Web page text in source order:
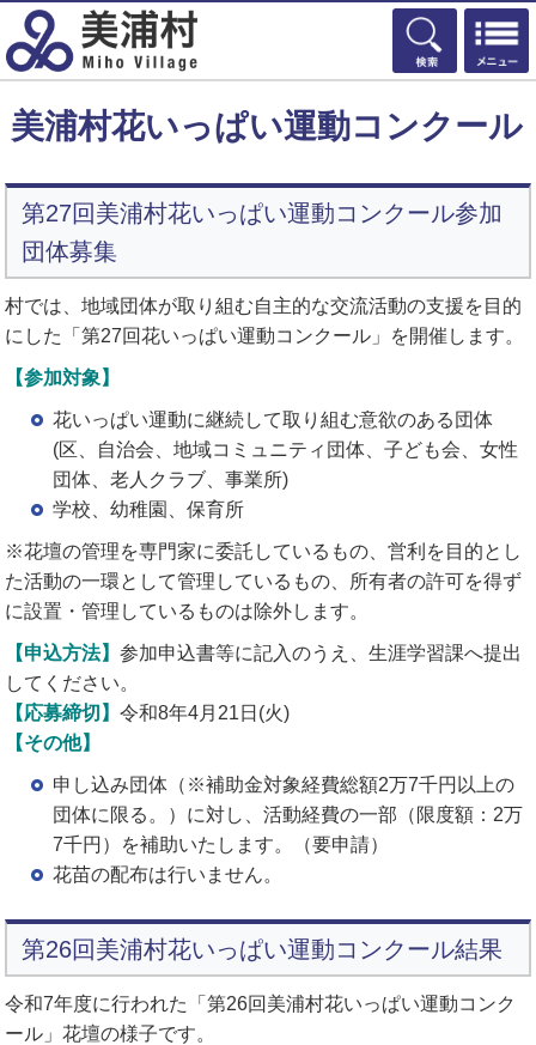
検索
美浦村花いっぱい運動コンクール
第27回美浦村花いっぱい運動コンクール参加
団体募集
村では、地域団体が取り組む自主的な交流活動の支援を目的
にした「第27回花いっぱい運動コンクール」を開催します。
【参加対象】
花いっぱい運動に継続して取り組む意欲のある団体
(区、自治会、地域コミュニティ団体、子ども会、女性
団体、老人クラブ、事業所)
学校、幼稚園、保育所
※花壇の管理を専門家に委託しているもの、営利を目的とし
た活動の一環として管理しているもの、所有者の許可を得ず
に設置・管理しているものは除外します。
【申込方法】参加申込書等に記入のうえ、生涯学習課へ提出
してください。
【応募締切】令和8年4月21日(火)
【その他】
申し込み団体（※補助金対象経費総額2万7千円以上の
団体に限る。）に対し、活動経費の一部（限度額：2万
7千円）を補助いたします。（要申請）
花苗の配布は行いません。
第26回美浦村花いっぱい運動コンクール結果
令和7年度に行われた「第26回美浦村花いっぱい運動コンク
ール」花壇の様子です。